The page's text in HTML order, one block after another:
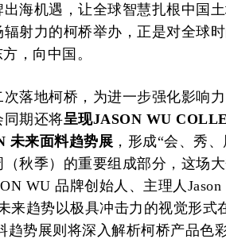
海机遇，让全球智慧扎根中国
辐射力的柯桥举办，正是对全球
，向中国。
落地柯桥，为进一步强化影响
同期还将呈现JASON WU
未来面料趋势展 ，形成“会、秀
秋季）的重要组成部分，这场
WU 品牌创始人、主理人Jason
来趋势以极具冲击力的视觉形式
趋势展则将深入解析柯桥产品色